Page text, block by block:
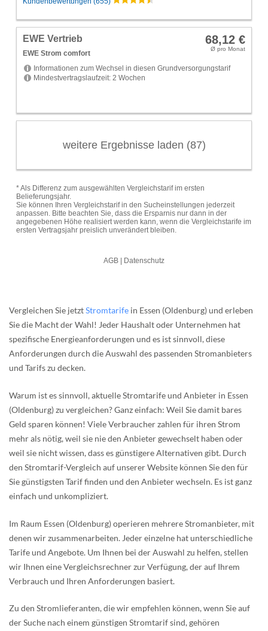
Vergleichen Sie jetztStromtarife in Essen (Oldenburg) und erleben
Sie die Macht der Wahl! Jeder Haushalt oder Unternehmen hat
spezifische Energieanforderungen und es ist sinnvoll, diese
Anforderungen durch die Auswahl des passenden Stromanbieters
und Tarifs zu decken.
Warum ist es sinnvoll, aktuelle Stromtarife und Anbieter in Essen
(Oldenburg) zu vergleichen? Ganz einfach: Weil Sie damit bares
Geld sparen können! Viele Verbraucher zahlen für ihren Strom
mehr als nötig, weil sie nie den Anbieter gewechselt haben oder
weil sie nicht wissen, dass es günstigere Alternativen gibt. Durch
den Stromtarif-Vergleich auf unserer Website können Sie den für
Sie günstigsten Tarif finden und den Anbieter wechseln. Es ist ganz
einfach und unkompliziert.
Im Raum Essen (Oldenburg) operieren mehrere Stromanbieter, mit
denen wir zusammenarbeiten. Jeder einzelne hat unterschiedliche
Tarife und Angebote. Um Ihnen bei der Auswahl zu helfen, stellen
wir Ihnen eine Vergleichsrechner zur Verfügung, der auf Ihrem
Verbrauch und Ihren Anforderungen basiert.
Zu den Stromlieferanten, die wir empfehlen können, wenn Sie auf
der Suche nach einem günstigen Stromtarif sind, gehören